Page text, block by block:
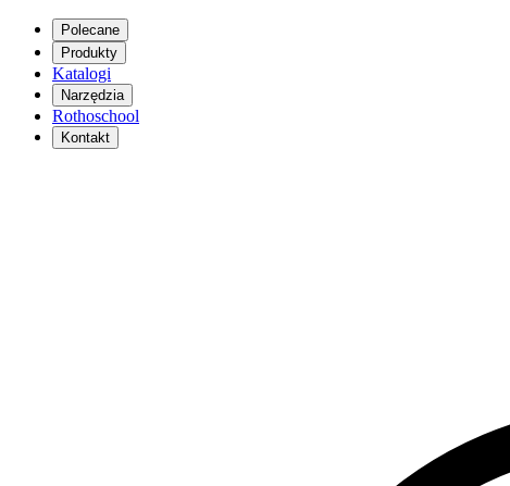
Polecane
Produkty
Katalogi
Narzędzia
Rothoschool
Kontakt